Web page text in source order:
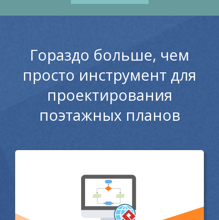
Гораздо больше, чем
просто инструмент для
проектирования
поэтажных планов